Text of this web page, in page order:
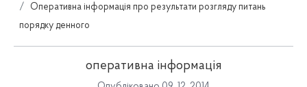
Оперативна інформація про результати розгляду питань
порядку денного
оперативна інформація